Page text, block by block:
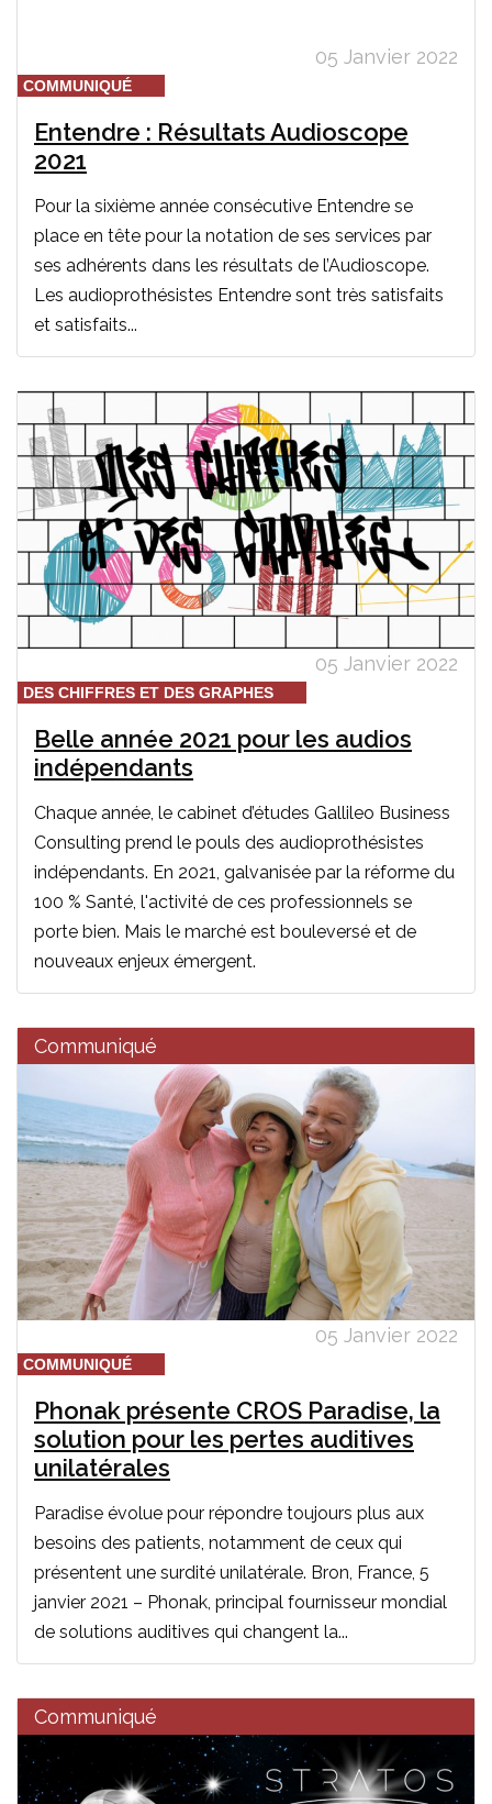
05 Janvier 2022
COMMUNIQUÉ
Entendre : Résultats Audioscope
2021
Pour la sixième année consécutive Entendre se
place en tête pour la notation de ses services par
ses adhérents dans les résultats de l’Audioscope.
Les audioprothésistes Entendre sont très satisfaits
et satisfaits...
05 Janvier 2022
DES CHIFFRES ET DES GRAPHES
Belle année 2021 pour les audios
indépendants
Chaque année, le cabinet d’études Gallileo Business
Consulting prend le pouls des audioprothésistes
indépendants. En 2021, galvanisée par la réforme du
100 % Santé, l'activité de ces professionnels se
porte bien. Mais le marché est bouleversé et de
nouveaux enjeux émergent.
Communiqué
05 Janvier 2022
COMMUNIQUÉ
Phonak présente CROS Paradise, la
solution pour les pertes auditives
unilatérales
Paradise évolue pour répondre toujours plus aux
besoins des patients, notamment de ceux qui
présentent une surdité unilatérale. Bron, France, 5
janvier 2021 – Phonak, principal fournisseur mondial
de solutions auditives qui changent la...
Communiqué